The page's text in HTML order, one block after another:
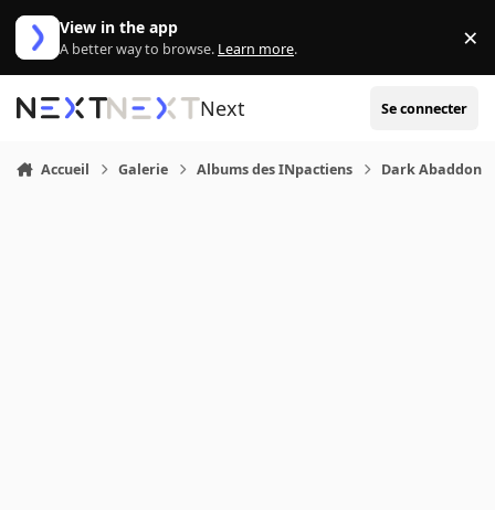
Aller au contenu
View in the app
A better way to browse. Learn more. ×
Next Se connecter
Accueil Galerie Albums des INpactiens Dark Abaddon